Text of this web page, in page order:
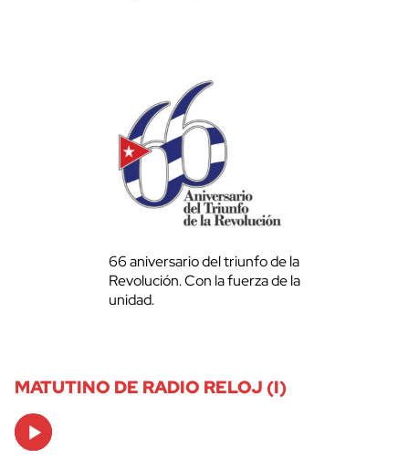
66 aniversario del triunfo de la
Revolución. Con la fuerza de la
unidad.
MATUTINO DE RADIO RELOJ (I)
Audio
Player